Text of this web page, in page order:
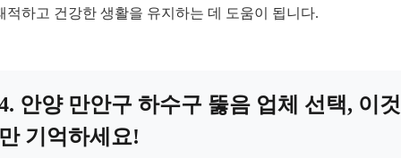
적하고 건강한 생활을 유지하는 데 도움이 됩니다.
안양 만안구 하수구 뚫음 업체 선택, 이것
기억하세요!